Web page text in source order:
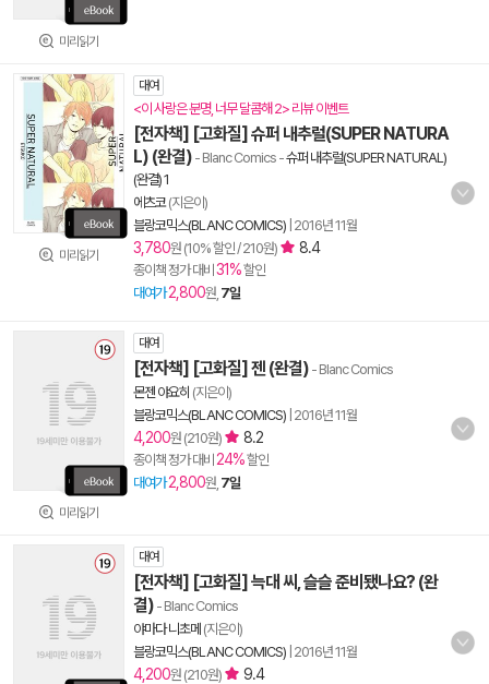
미리읽기
미리읽기
대여
<이 사랑은 분명, 너무 달콤해 2> 리뷰 이벤트
[전자책] [고화질] 슈퍼 내추럴(SUPER NATURA
L) (완결) - Blanc Comics -슈퍼 내추럴(SUPER NATURAL)
(완결) 1
에츠코(지은이)
블랑코믹스(BLANC COMICS) 2016년 11월
3,780원 (10% 할인 / 210원) 8.4
종이책 정가 대비 31%할인
대여가 2,800원, 7일
미리읽기
대여
[전자책] [고화질] 젠 (완결) - Blanc Comics
몬젠 야요히 (지은이)
블랑코믹스(BLANC COMICS) 2016년 11월
4,200원 (210원) 8.2
종이책 정가 대비 24%할인
대여가 2,800원, 7일
대여
[전자책] [고화질] 늑대 씨, 슬슬 준비됐나요? (완
결) - Blanc Comics
야마다 니초메 (지은이)
블랑코믹스(BLANC COMICS) 2016년 11월
4,200원 (210원) 9.4